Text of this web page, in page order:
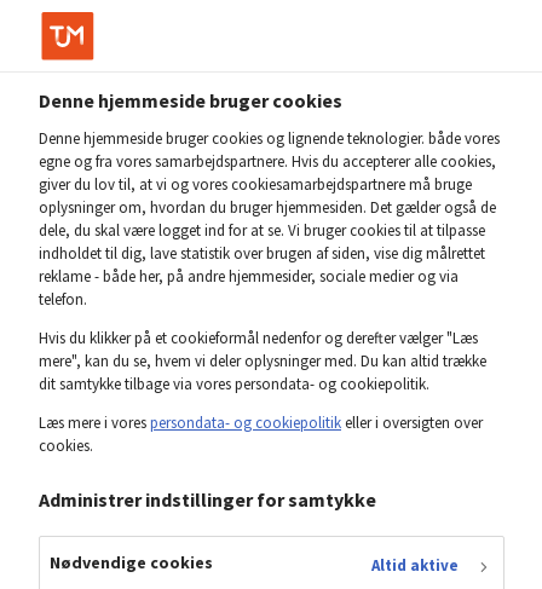
Privat
Login
TJM Forsikring – Gå til forside
Sådan er du dækket, når du
har etskolebarn
Hverdagen med et skolebarn byder på leg, aktivitet og
Denne hjemmeside bruger cookies
Denne hjemmeside bruger cookies og lignende teknologier. både vores
egne og fra vores samarbejdspartnere. Hvis du accepterer alle cookies,
giver du lov til, at vi og vores cookiesamarbejdspartnere må bruge
oplysninger om, hvordan du bruger hjemmesiden. Det gælder også de
dele, du skal være logget ind for at se. Vi bruger cookies til at tilpasse
indholdet til dig, lave statistik over brugen af siden, vise dig målrettet
reklame - både her, på andre hjemmesider, sociale medier og via
telefon.
Hvis du klikker på et cookieformål nedenfor og derefter vælger "Læs
mere", kan du se, hvem vi deler oplysninger med. Du kan altid trække
dit samtykke tilbage via vores persondata- og cookiepolitik.
Læs mere i vorespersondata- og cookiepolitikeller i oversigten over
cookies.
Administrer indstillinger for samtykke
Nødvendige cookies Altid aktive